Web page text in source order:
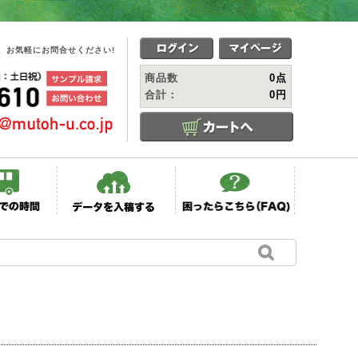
お気軽にお問合せください!
商品数
0点
合計：
0円